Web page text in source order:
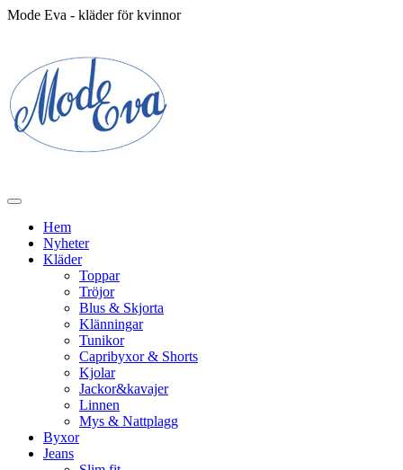
Mode Eva - kläder för kvinnor
Hem
Nyheter
Kläder
Toppar
Tröjor
Blus & Skjorta
Klänningar
Tunikor
Capribyxor & Shorts
Kjolar
Jackor&kavajer
Linnen
Mys & Nattplagg
Byxor
Jeans